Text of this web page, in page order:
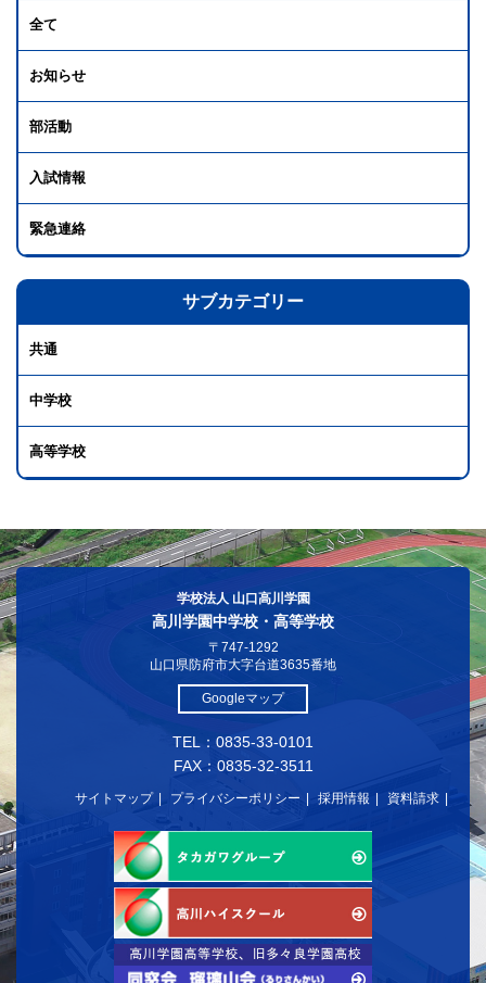
全て
お知らせ
部活動
入試情報
緊急連絡
サブカテゴリー
共通
中学校
高等学校
学校法人 山口高川学園
高川学園中学校・高等学校
〒747-1292
山口県防府市大字台道3635番地
Googleマップ
TEL：0835-33-0101
FAX：0835-32-3511
サイトマップ プライバシーポリシー 採用情報 資料請求